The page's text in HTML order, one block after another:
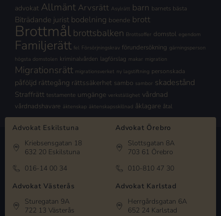
advokat Allmänt Arvsrätt Asylrätt barn barnets bästa
Biträdande jurist bodelning boende brott
Brottmålbrottsbalken Brottsoffer domstol egendom
Familjerätt fel Försörjningskrav förundersökning gärningsperson
högsta domstolen kriminalvården lagförslag makar migration
Migrationsrätt migrationsverket ny lagstiftning personskada
påföljd rättegång rättssäkerhet sambo sambor skadestånd
Straffrätt testamente umgänge verkställighet vårdnad
vårdnadshavare äktenskap äktenskapsskillnad åklagare åtal
Advokat Eskilstuna
Kriebsensgatan 18
632 20 Eskilstuna
016-14 00 34
Advokat Örebro
Slottsgatan 8A
703 61 Örebro
010-810 47 30
Advokat Västerås
Sturegatan 9A
722 13 Västerås
Advokat Karlstad
Herrgårdsgatan 6A
652 24 Karlstad